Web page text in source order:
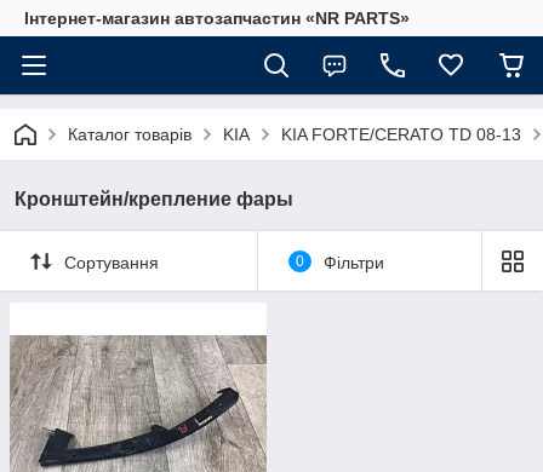
Інтернет-магазин автозапчастин «NR PARTS»
Каталог товарів KIA KIA FORTE/CERATO TD 08-13
Кронштейн/крепление фары
Сортування 0 Фільтри